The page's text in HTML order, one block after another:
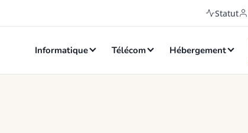
Statut
Informatique Télécom Hébergement